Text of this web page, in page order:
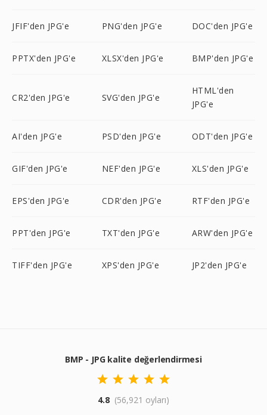
JFIF'den JPG'e PNG'den JPG'e DOC'den JPG'e
PPTX'den JPG'e XLSX'den JPG'e BMP'den JPG'e
CR2'den JPG'e SVG'den JPG'e
HTML'den
JPG'e
AI'den JPG'e PSD'den JPG'e ODT'den JPG'e
GIF'den JPG'e NEF'den JPG'e XLS'den JPG'e
EPS'den JPG'e CDR'den JPG'e RTF'den JPG'e
PPT'den JPG'e TXT'den JPG'e ARW'den JPG'e
TIFF'den JPG'e XPS'den JPG'e JP2'den JPG'e
BMP - JPG kalite değerlendirmesi
4.8 (56,921 oyları)